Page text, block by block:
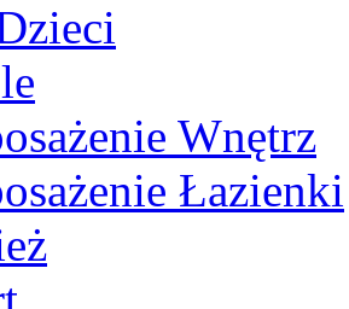
Wnętrz
Łazienki